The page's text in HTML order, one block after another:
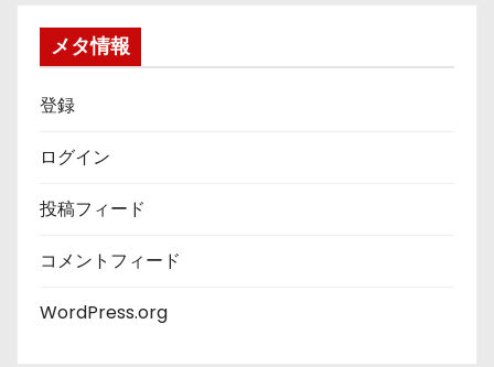
メタ情報
登録
ログイン
投稿フィード
コメントフィード
WordPress.org